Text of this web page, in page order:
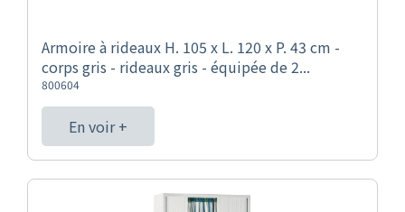
Armoire à rideaux H. 105 x L. 120 x P. 43 cm -
corps gris - rideaux gris - équipée de 2...
800604
En voir +